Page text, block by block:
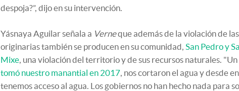
despoja?”, dijo en su intervención.
Yásnaya Aguilar señala a Verneque además de la violación de
originarias también se producen en su comunidad, San Pedro y
Mixe, una violación del territorio y de sus recursos naturales.
tomó nuestro manantial en 2017, nos cortaron el agua y desde
tenemos acceso al agua. Los gobiernos no han hecho nada para